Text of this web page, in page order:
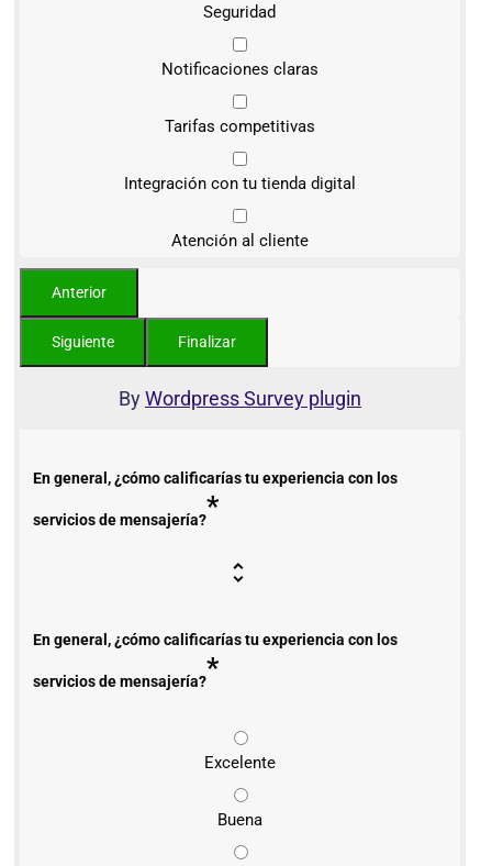
Seguridad
Notificaciones claras
Tarifas competitivas
Integración con tu tienda digital
Atención al cliente
ByWordpress Survey plugin
En general, ¿cómo calificarías tu experiencia con los
servicios de mensajería?*
En general, ¿cómo calificarías tu experiencia con los
servicios de mensajería?*
Excelente
Buena